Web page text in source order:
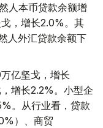
人本币贷款余额增
，增长2.0%。其
人外汇贷款余额下
亿坚戈，增长
增长2.2%。小型企
。从行业看，贷款
）、商贸